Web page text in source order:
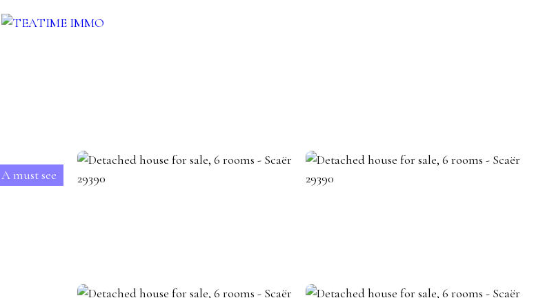
OTHERS SERVICES BECOME A REAL ESTATE AGENT
A must see